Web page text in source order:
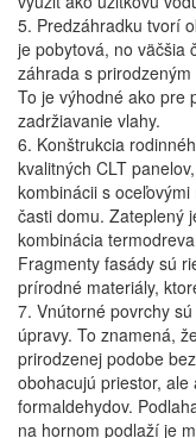
5. Predzáhradku tvorí
je pobytová, no väčšia
záhrada s
To je výhodné ako pre
zadržiavanie vlahy.
6. Konštrukcia
kvalitných CLT
kombinácii s
časti domu. Zateplený
kombinácia
Fragmenty fasády sú
prírodné materiály,
7. Vnútorné povrchy
úpravy. To znamená,
prirodzenej podobe
obohacujú priestor,
formaldehydov.
na hornom podlaží je